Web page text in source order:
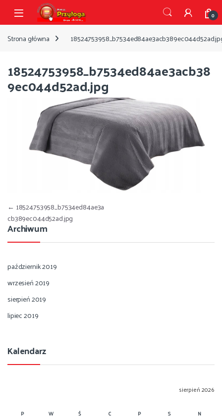
Przejdź do nawigacji
Przejdź do treści
Open 0
Strona główna
18524753958_b7534ed84ae3acb38
9ec044d52ad.jpg
Nawigacja wpisu
← 18524753958_b7534ed84ae3a
cb389ec044d52ad.jpg
Archiwum
październik 2019
wrzesień 2019
sierpień 2019
lipiec 2019
Kalendarz
sierpień 2026
P W Ś C P S N